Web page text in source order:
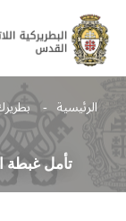
الرئيسية
تأمل غبطة